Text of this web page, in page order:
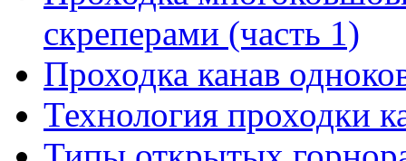
скреперами (часть 1)
Проходка канав
Технология проходки